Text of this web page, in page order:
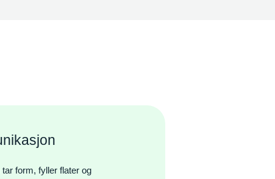
form, fyller flater og